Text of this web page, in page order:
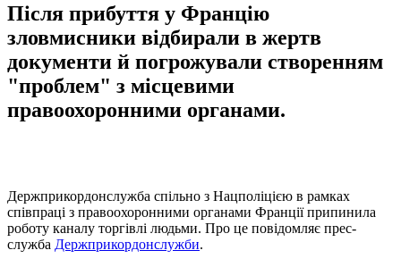
Після прибуття у Францію
зловмисники відбирали в жертв
документи й погрожували створенням
"проблем" з місцевими
правоохоронними органами.
Держприкордонслужба спільно з Нацполіцією в рамках
співпраці з правоохоронними органами Франції припинила
роботу каналу торгівлі людьми. Про це повідомляє прес-
служба Держприкордонслужби.